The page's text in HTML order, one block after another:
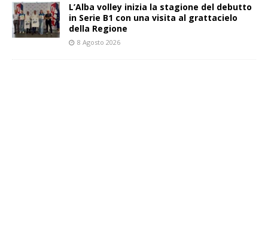
L’Alba volley inizia la stagione del debutto
in Serie B1 con una visita al grattacielo
della Regione
8 Agosto 2026